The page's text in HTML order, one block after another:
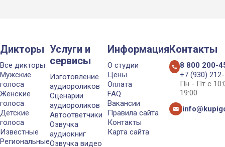
Дикторы
Все дикторы
Мужские
голоса
Женские
голоса
Детские
голоса
Известные
Региональные
Услуги и
сервисы
Изготовление
аудиороликов
Сценарии
аудиороликов
Автоответчики
Озвучка
аудиокниг
Озвучка видео
Информация
О студии
Цены
Оплата
FAQ
Вакансии
Правила сайта
Контакты
Карта сайта
Контакты
8 800 200-
+7 (930)
Пн - Пт с
19:00